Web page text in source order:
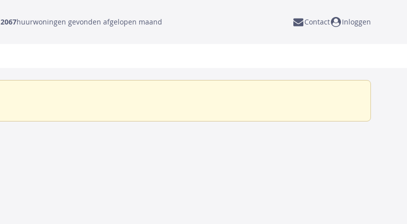
2067huurwoningen gevonden afgelopen maand Contact Inloggen